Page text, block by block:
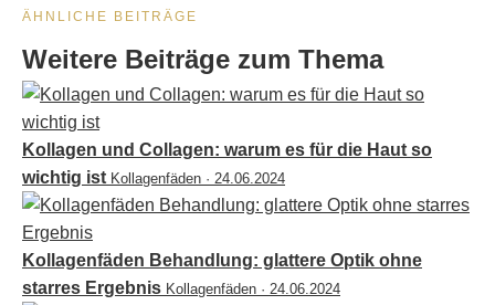
ÄHNLICHE BEITRÄGE
Weitere Beiträge zum Thema
Kollagen und Collagen: warum es für die Haut so
wichtig ist Kollagenfäden · 24.06.2024
Kollagenfäden Behandlung: glattere Optik ohne
starres Ergebnis Kollagenfäden · 24.06.2024